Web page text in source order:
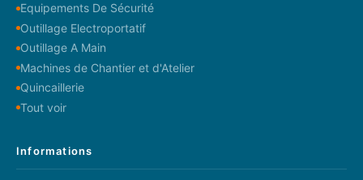
Equipements De Sécurité
Outillage Electroportatif
Outillage A Main
Machines de Chantier et d'Atelier
Quincaillerie
Tout voir
Informations